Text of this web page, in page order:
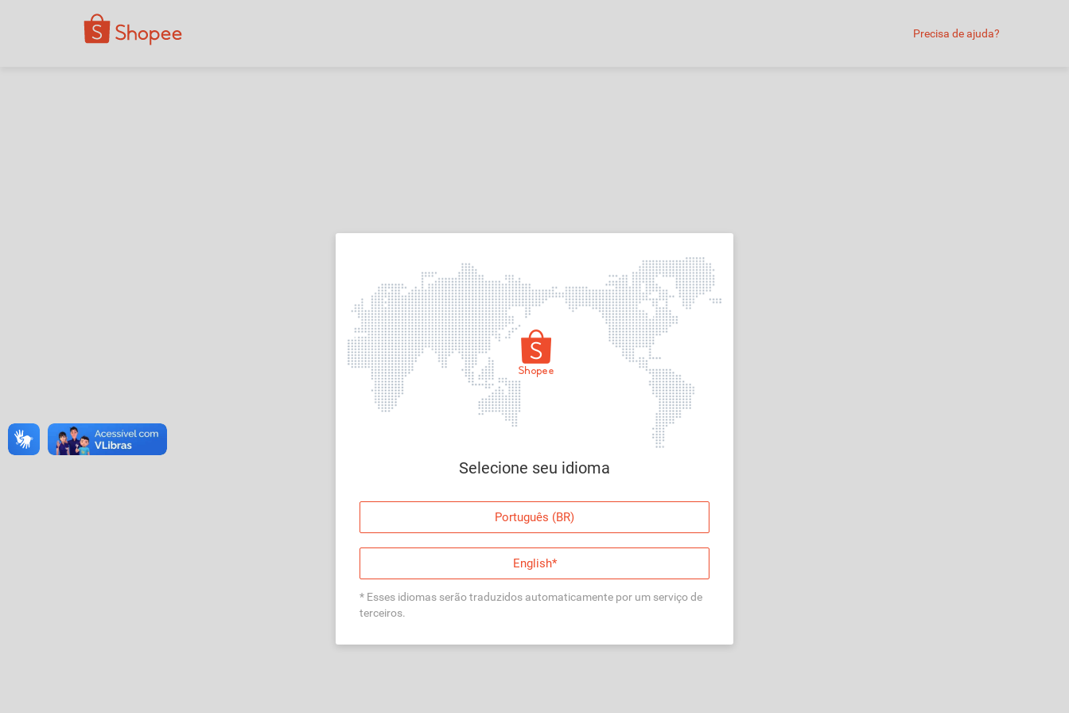
Precisa de ajuda?
Página indisponível
novamente, ou volte para a página inicial.
Entrar
Voltar à Página Inicial
Selecione seu idioma
Português (BR)
English*
* Esses idiomas serão traduzidos automaticamente por um serviço de
terceiros.